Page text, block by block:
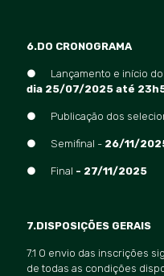
6.DO CRONOGRAMA
● Lançamento e início
dia 25/07/2025 até
● Publicação dos
● Semifinal - 26/11/
● Final - 27/11/2025
7.DISPOSIÇÕES GERAIS
7.1 O envio das inscrições
de todas as condições